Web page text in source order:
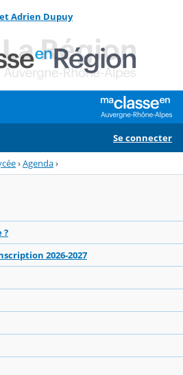
Adrien Dupuy
Se connecter
›Agenda›
?
2026-2027